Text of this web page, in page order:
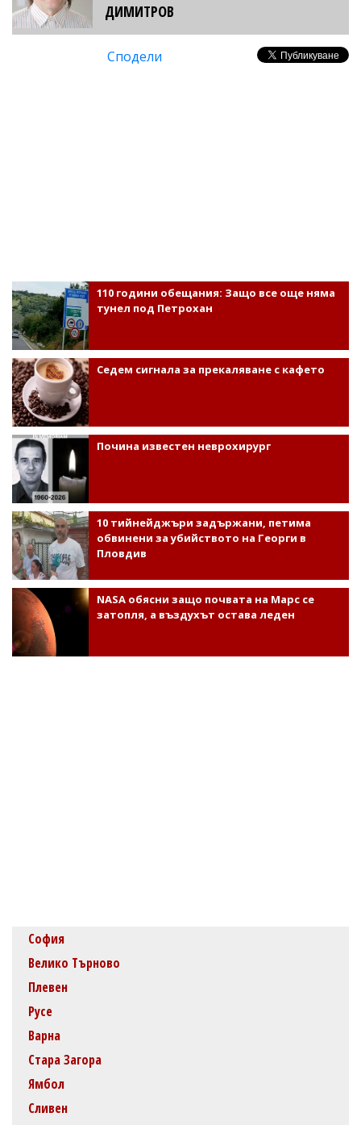
ДИМИТРОВ
Сподели
110 години обещания: Защо все още няма
тунел под Петрохан
Седем сигнала за прекаляване с кафето
Почина известен неврохирург
10 тийнейджъри задържани, петима
обвинени за убийството на Георги в
Пловдив
NASA обясни защо почвата на Марс се
затопля, а въздухът остава леден
София
Велико Търново
Плевен
Русе
Варна
Стара Загора
Ямбол
Сливен